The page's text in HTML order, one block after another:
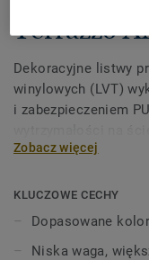
Terrazzo
Dekoracyjne listwy
winylowych (LVT)
i zabezpieczeniem
wysokości 60 mm i
winylowych.
kompatybilne ze
Down, Click i Loose-
Zobacz więcej
KLUCZOWE CECHY
Dopasowane
Niska waga,